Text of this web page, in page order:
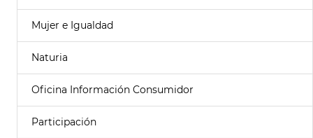
Mujer e Igualdad
Naturia
Oficina Información Consumidor
Participación